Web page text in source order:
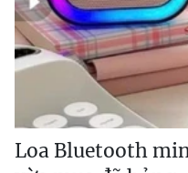
Loa Bluetooth